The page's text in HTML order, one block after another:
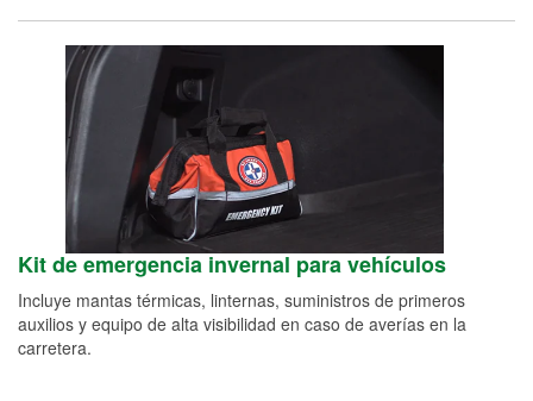
Kit de emergencia invernal para vehículos
Incluye mantas térmicas, linternas, suministros de primeros
auxilios y equipo de alta visibilidad en caso de averías en la
carretera.